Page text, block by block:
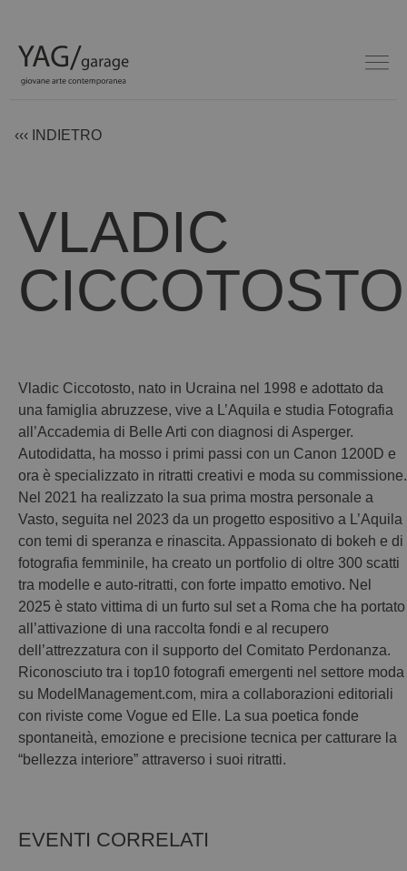
‹‹‹ INDIETRO
VLADIC
CICCOTOSTO
Vladic Ciccotosto, nato in Ucraina nel 1998 e adottato da
una famiglia abruzzese, vive a L’Aquila e studia Fotografia
all’Accademia di Belle Arti con diagnosi di Asperger.
Autodidatta, ha mosso i primi passi con un Canon 1200D e
ora è specializzato in ritratti creativi e moda su commissione.
Nel 2021 ha realizzato la sua prima mostra personale a
Vasto, seguita nel 2023 da un progetto espositivo a L’Aquila
con temi di speranza e rinascita. Appassionato di bokeh e di
fotografia femminile, ha creato un portfolio di oltre 300 scatti
tra modelle e auto-ritratti, con forte impatto emotivo. Nel
2025 è stato vittima di un furto sul set a Roma che ha portato
all’attivazione di una raccolta fondi e al recupero
dell’attrezzatura con il supporto del Comitato Perdonanza.
Riconosciuto tra i top10 fotografi emergenti nel settore moda
su ModelManagement.com, mira a collaborazioni editoriali
con riviste come Vogue ed Elle. La sua poetica fonde
spontaneità, emozione e precisione tecnica per catturare la
“bellezza interiore” attraverso i suoi ritratti.
EVENTI CORRELATI